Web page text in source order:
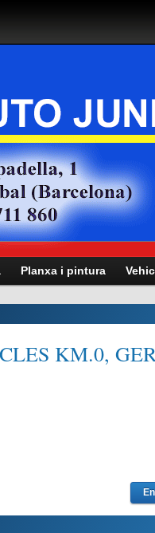
Planxa i pintura
marques i
SEGONS EL
PRESSUPOSTOS